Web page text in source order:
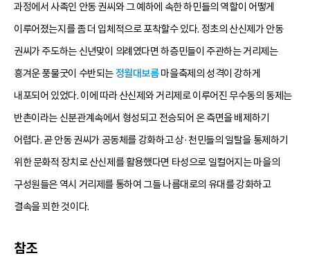
과정에서 사족인 안동 권씨와 그 예하에 속한 하민들의 역할이 어떻게
이루어졌는지를 좀 더 입체적으로 포착할수 있다. 정초의 산신제가 안동
권씨가 주도하는 신년맞이 의례였다면 하층민들이 주관하는 거리제는
흥겨운 풍물굿이 수반되는정월대보름마을축제의 성격이 강하게
내포되어 있었다. 이에 따라 산신제와 거리제로 이루어진 무수동의 동제는
반촌이라는 신분관계속에서 형성되고 전승되어 온 측면을 배제하기
어렵다. 곧 안동 권씨가 공동체를 강화하고 상·천민들의 일탈을 통제하기
위한 문화적 장치로 산신제를 활용했다면 타성으로 일컬어지는 마을의
구성원들은 역시 거리제를 통하여 그들 나름대로의 유대를 강화하고
결속을 꾀한 것이다.
참조